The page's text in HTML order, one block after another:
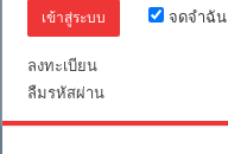
จดจำฉัน
ลงทะเบียน
ลืมรหัสผ่าน